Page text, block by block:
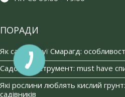
ПОРАДИ
Як садити туї Смарагд:
Садовий інструмент: must have
Які рослини люблять кислий
садівників